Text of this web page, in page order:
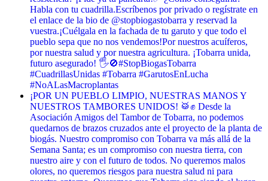
Habla con tu cuadrilla. ​Escríbenos por privado o regístrate en
el enlace de la bio de @stopbiogastobarra y reservad la
vuestra. ​¡Cuélgala en la fachada de tu garuto y que todo el
pueblo sepa que no nos vendemos! ​Por nuestros acuíferos,
por nuestra salud y por nuestra agricultura. ¡Tobarra unida,
futuro asegurado! 🖐️🚫 ​#StopBiogasTobarra
#CuadrillasUnidas #Tobarra #GarutosEnLucha
#NoALasMacroplantas
¡POR UN PUEBLO LIMPIO, NUESTRAS MANOS Y
NUESTROS TAMBORES UNIDOS! 🥁✊ Desde la
Asociación Amigos del Tambor de Tobarra, no podemos
quedarnos de brazos cruzados ante el proyecto de la planta de
biogás. Nuestro compromiso con Tobarra va más allá de la
Semana Santa; es un compromiso con nuestra tierra, con
nuestro aire y con el futuro de todos. No queremos malos
olores, no queremos riesgos para nuestra salud ni para